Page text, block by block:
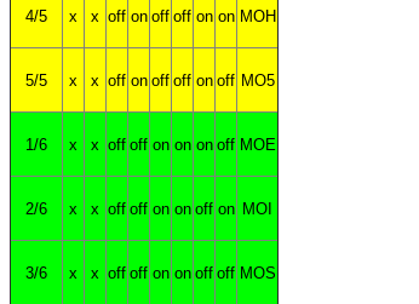
4/5 x x off on off off on on MOH
5/5 x x off on off off on off MO5
1/6 x x off off on on on off MOE
2/6 x x off off on on off on MOI
3/6 x x off off on on off off MOS